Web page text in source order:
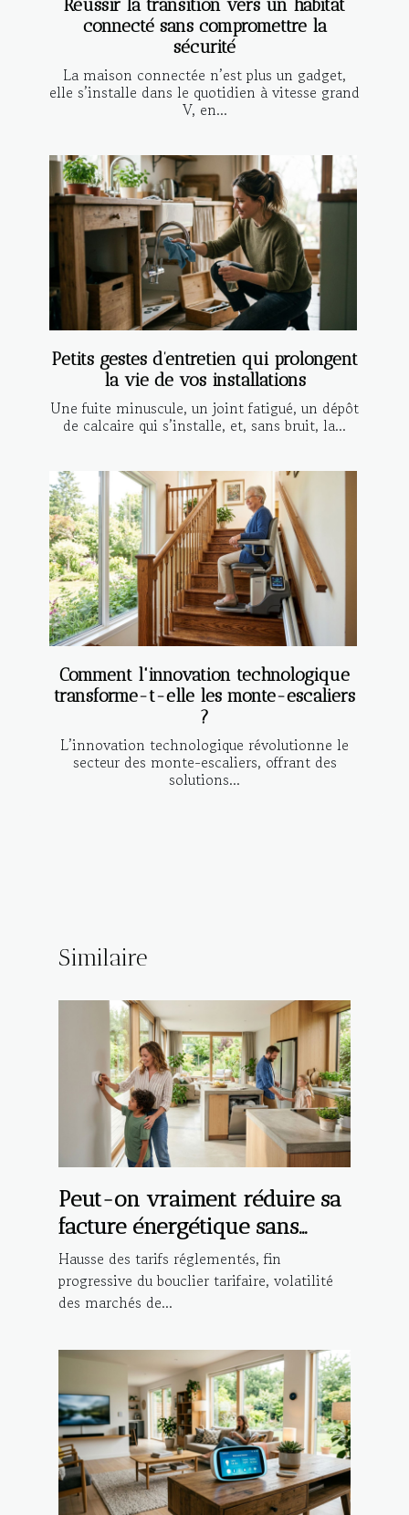
Réussir la transition vers un habitat
connecté sans compromettre la
sécurité
La maison connectée n’est plus un gadget,
elle s’installe dans le quotidien à vitesse grand
V, en...
Petits gestes d’entretien qui prolongent
la vie de vos installations
Une fuite minuscule, un joint fatigué, un dépôt
de calcaire qui s’installe, et, sans bruit, la...
Comment l'innovation technologique
transforme-t-elle les monte-escaliers
?
L’innovation technologique révolutionne le
secteur des monte-escaliers, offrant des
solutions...
Similaire
Peut-on vraiment réduire sa
facture énergétique sans
compromis ?
Hausse des tarifs réglementés, fin
progressive du bouclier tarifaire, volatilité
des marchés de...